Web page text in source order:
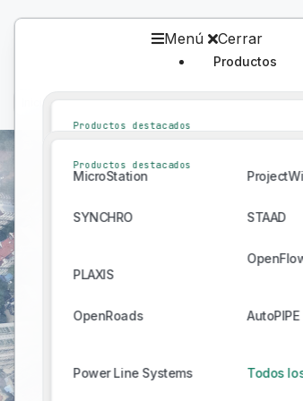
Menú Cerrar
Productos
Productos destacados
MicroStation
SYNCHRO
OpenRoads
STAAD
Productos
Productos destacados
MicroStation
SYNCHRO
PLAXIS
OpenRoads
Power Line Systems
STAAD
AutoPIPE
Todos
Inicio Bentley Ecosystem Catalog / Catálogo
Connect With Providers of